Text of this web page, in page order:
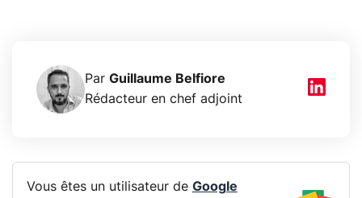
Par Guillaume Belfiore
Rédacteur en chef adjoint
Vous êtes un utilisateur de Google